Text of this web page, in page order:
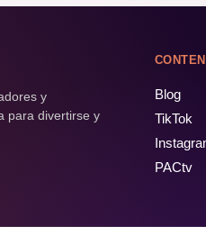
y
para divertirse y
Blog
TikTok
PACtv